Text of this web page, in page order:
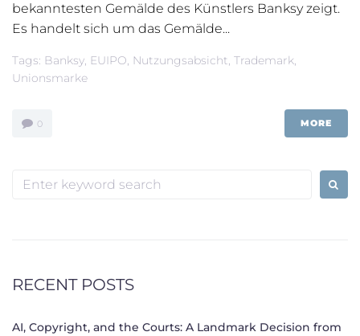
bekanntesten Gemälde des Künstlers Banksy zeigt.
Es handelt sich um das Gemälde...
Tags: Banksy, EUIPO, Nutzungsabsicht, Trademark,
Unionsmarke
0 MORE
Search
RECENT POSTS
AI, Copyright, and the Courts: A Landmark Decision from